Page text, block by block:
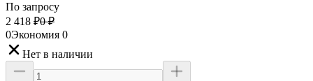
По запросу
2 418 ₽0 ₽
0Экономия 0
Нет в наличии